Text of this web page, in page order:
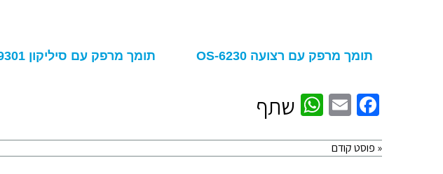
תומך מרפק עם רצועה OS-6230 תומך מרפק עם סיליקון 9301
Facebook
Email
WhatsApp
שתף
« פוסט קודם